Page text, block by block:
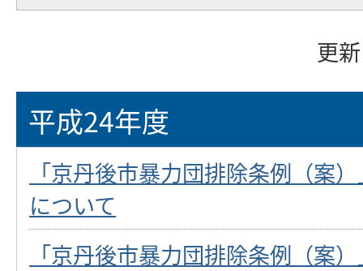
更
平成24年度
「京丹後市暴力団排除条例（案
について
「京丹後市暴力団排除条例（案